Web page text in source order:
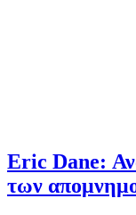
Eric Dane:
των